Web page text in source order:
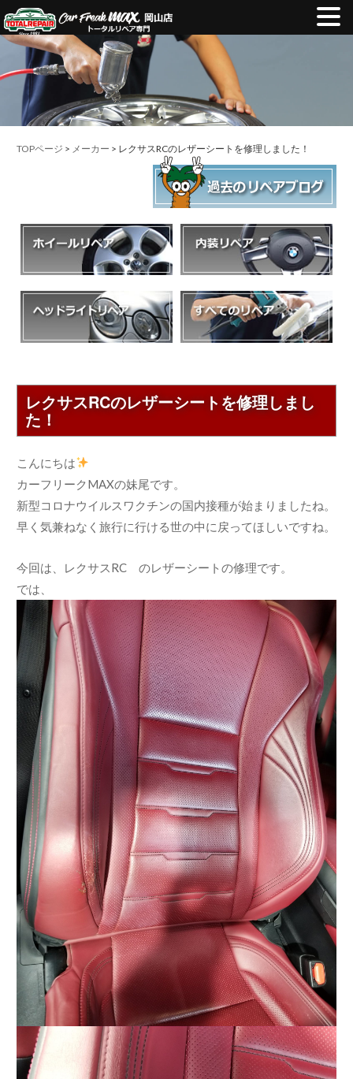
TOPページ > メーカー > レクサスRCのレザーシートを修理しました！
レクサスRCのレザーシートを修理しまし
た！
こんにちは
カーフリークMAXの妹尾です。
新型コロナウイルスワクチンの国内接種が始まりましたね。
早く気兼ねなく旅行に行ける世の中に戻ってほしいですね。
今回は、レクサスRC のレザーシートの修理です。
では、